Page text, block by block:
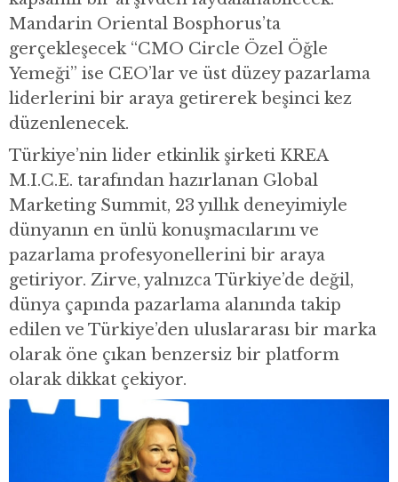
Mandarin Oriental Bosphorus’ta
gerçekleşecek “CMO Circle Özel Öğle
Yemeği” ise CEO’lar ve üst düzey pazarlama
liderlerini bir araya getirerek beşinci kez
düzenlenecek.
Türkiye’nin lider etkinlik şirketi KREA
M.I.C.E. tarafından hazırlanan Global
Marketing Summit, 23 yıllık deneyimiyle
dünyanın en ünlü konuşmacılarını ve
pazarlama profesyonellerini bir araya
getiriyor. Zirve, yalnızca Türkiye’de değil,
dünya çapında pazarlama alanında takip
edilen ve Türkiye’den uluslararası bir marka
olarak öne çıkan benzersiz bir platform
olarak dikkat çekiyor.